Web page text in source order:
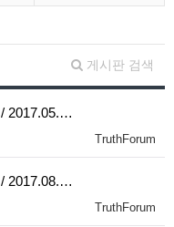
게시판 검색
2017.05.…
TruthForum
2017.08.…
TruthForum